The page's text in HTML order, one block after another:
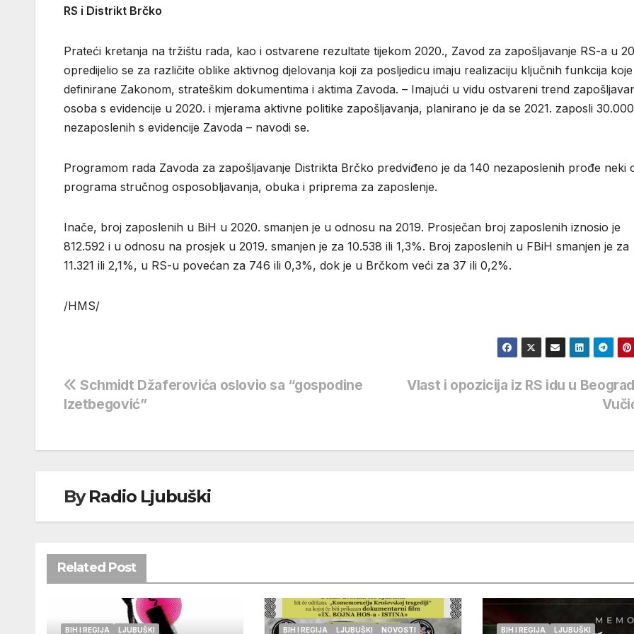
RS i Distrikt Brčko
Prateći kretanja na tržištu rada, kao i ostvarene rezultate tijekom 2020., Zavod za zapošljavanje RS-a u
opredijelio se za različite oblike aktivnog djelovanja koji za posljedicu imaju realizaciju ključnih funkcija
definirane Zakonom, strateškim dokumentima i aktima Zavoda. – Imajući u vidu ostvareni trend
osoba s evidencije u 2020. i mjerama aktivne politike zapošljavanja, planirano je da se 2021. zaposli 30.000
nezaposlenih s evidencije Zavoda – navodi se.
Programom rada Zavoda za zapošljavanje Distrikta Brčko predviđeno je da 140 nezaposlenih prođe neki
programa stručnog osposobljavanja, obuka i priprema za zaposlenje.
Inače, broj zaposlenih u BiH u 2020. smanjen je u odnosu na 2019. Prosječan broj zaposlenih iznosio je
812.592 i u odnosu na prosjek u 2019. smanjen je za 10.538 ili 1,3%. Broj zaposlenih u FBiH smanjen je za
11.321 ili 2,1%, u RS-u povećan za 746 ili 0,3%, dok je u Brčkom veći za 37 ili 0,2%.
/HMS/
Navigacija
objava
Vlast i opozicija iz RS idu u
Schmidt Džaferovića oslovio sa “gospodine
Izetbegović”
ByRadio Ljubuški
Related Post
BIH I REGIJA LJUBUŠKI BIH I REGIJA LJUBUŠKI NOVOSTI BIH I REGIJA LJUBUŠKI